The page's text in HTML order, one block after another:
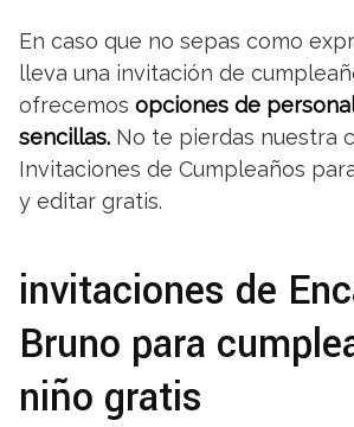
En caso que no sepas como
lleva una invitación de
ofrecemos opciones de
sencillas. No te pierdas nuestra
Invitaciones de Cumpleaños
y editar gratis.
invitaciones de
Bruno para
niño gratis